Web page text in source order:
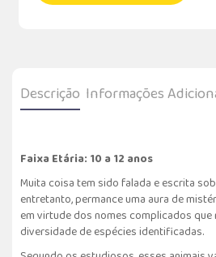
Descrição Informações
Faixa Etária: 10 a 12 anos
Muita coisa tem sido falada e escrita
entretanto, permance uma aura de
em virtude dos nomes complicados que
diversidade de espécies identificadas.